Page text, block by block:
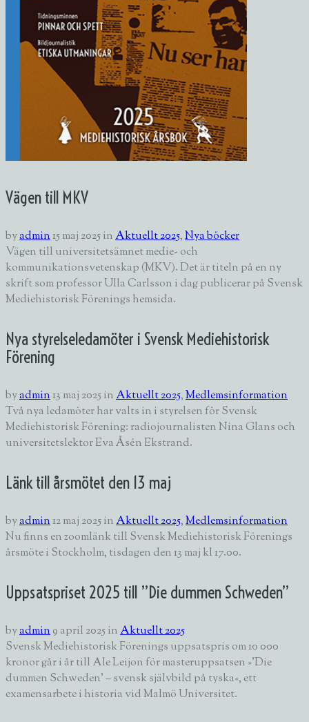
Vägen till MKV
byadmin15 maj 2025inAktuellt 2025,Nya böcker
Vägen till universitetsämnet medie- och
kommunikationsvetenskap (MKV). Det är titeln på en ny
skrift som professor Ulla Carlsson i dag publicerar på Svensk
Mediehistorisk Förenings hemsida.
Nya styrelseledamöter i Svensk Mediehistorisk
Förening
byadmin13 maj 2025inAktuellt 2025,Medlemsinformation
Två nya ledamöter har valts in i styrelsen för Svensk
Mediehistorisk Förening: radiojournalisten Nina Glans och
universitetslektor Eva Åsén Ekstrand.
Länk till årsmötet den 13 maj
byadmin12 maj 2025inAktuellt 2025,Medlemsinformation
Nu finns en zoomlänk till Svensk Mediehistorisk Förenings
årsmöte i Stockholm, tisdagen den 13 maj kl 17.00.
Uppsatspriset 2025 till ”Die dummen Schweden”
byadmin9 april 2025inAktuellt 2025
Svensk Mediehistorisk Förenings uppsatspris om 10 000
kronor går i år till Ale Leijon för masteruppsatsen »'Die
dummen Schweden' – svensk självbild på tyska«, ett
examensarbete i historia vid Malmö Universitet.